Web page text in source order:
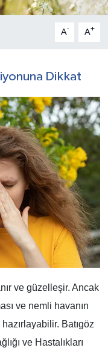
A- A+
Dikkat
ve güzelleşir. Ancak
ve nemli havanın
Batıgöz
ve Hastalıkları